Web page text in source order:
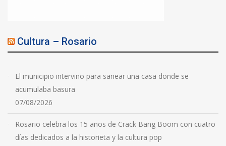
Cultura – Rosario
El municipio intervino para sanear una casa donde se
acumulaba basura
07/08/2026
Rosario celebra los 15 años de Crack Bang Boom con cuatro
días dedicados a la historieta y la cultura pop